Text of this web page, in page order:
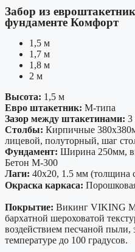
Забор из
фундаменте Комфорт
1,5 м
1,7 м
1,8 м
2 м
Высота: 1,5 м
Евро штакетник: М-типа
Зазор между штакетинами: 3
Столбы: Кирпичные
лицевой, полуторный, шаг
Фундамент: Ширина 250мм,
Бетон М-300
Лаги: 40х20, 1.5 мм (толщина
Окраска каркаса:
Покрытие: Викинг VIKING
бархатной шероховатой
воздействием песчаной пыли,
температуре до 100 градусов.